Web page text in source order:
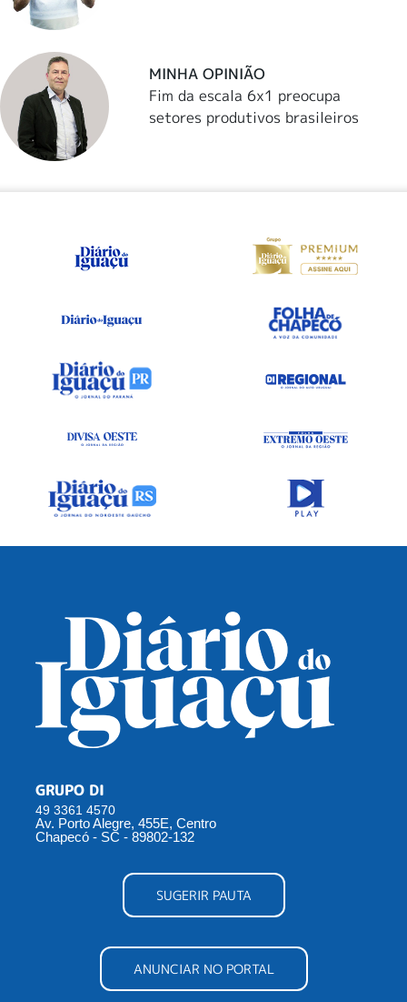
MINHA OPINIÃO
Fim da escala 6x1 preocupa
setores produtivos brasileiros
GRUPO DI
49 3361 4570
Av. Porto Alegre, 455E, Centro
Chapecó - SC - 89802-132
SUGERIR PAUTA
ANUNCIAR NO PORTAL